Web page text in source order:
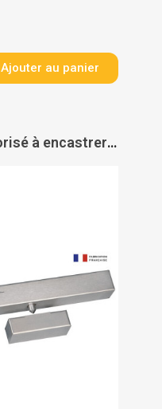
Ajouter au panier
Verrou électrique motorisé à encastrer à 2 points DAS GRS 620 - GROOM